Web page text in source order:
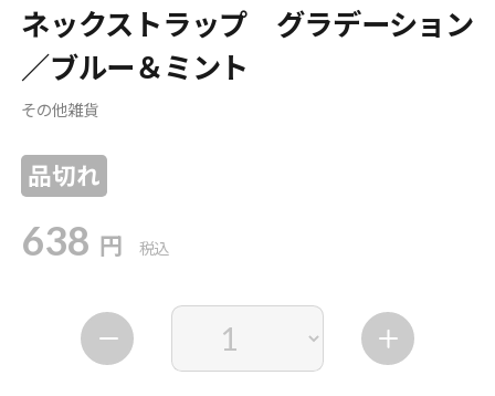
ネックストラップ グラデーション
／ブルー＆ミント
その他雑貨
品切れ
638 円 税込